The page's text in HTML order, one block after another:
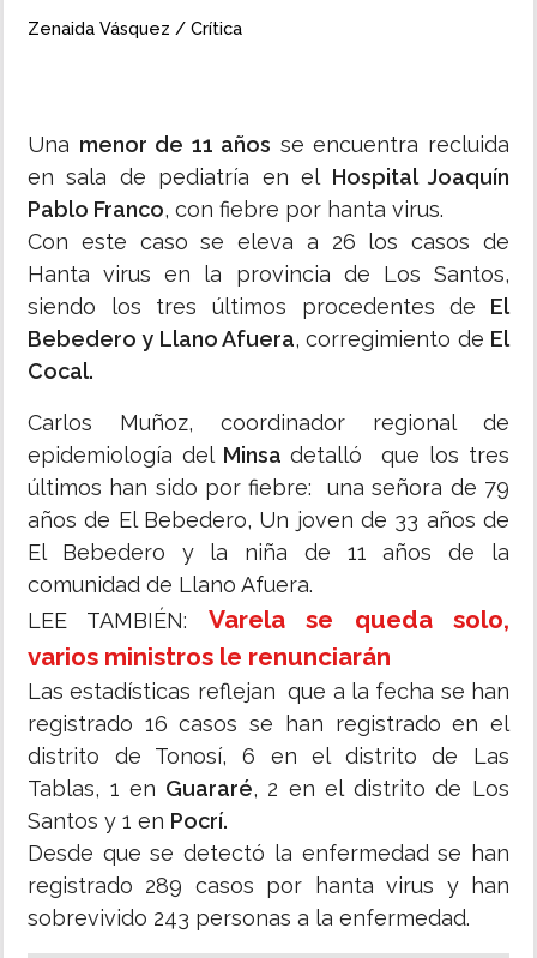
Zenaida Vásquez / Crítica
Una menor de 11 años se encuentra recluida
en sala de pediatría en el Hospital Joaquín
Pablo Franco, con fiebre por hanta virus.
Con este caso se eleva a 26 los casos de
Hanta virus en la provincia de Los Santos,
siendo los tres últimos procedentes de El
Bebedero y Llano Afuera, corregimiento de El
Cocal.
Carlos Muñoz, coordinador regional de
epidemiología del Minsa detalló que los tres
últimos han sido por fiebre: una señora de 79
años de El Bebedero, Un joven de 33 años de
El Bebedero y la niña de 11 años de la
comunidad de Llano Afuera.
LEE TAMBIÉN: Varela se queda solo,
varios ministros le renunciarán
Las estadísticas reflejan que a la fecha se han
registrado 16 casos se han registrado en el
distrito de Tonosí, 6 en el distrito de Las
Tablas, 1 en Guararé, 2 en el distrito de Los
Santos y 1 en Pocrí.
Desde que se detectó la enfermedad se han
registrado 289 casos por hanta virus y han
sobrevivido 243 personas a la enfermedad.